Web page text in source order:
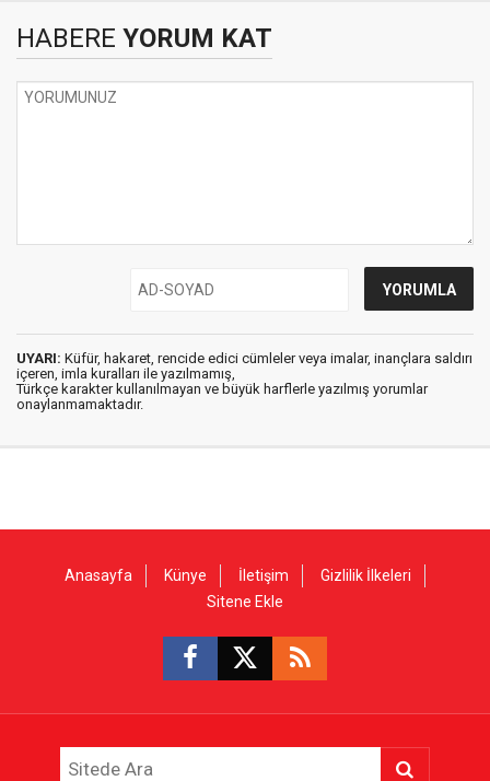
HABERE YORUM KAT
UYARI: Küfür, hakaret, rencide edici cümleler veya imalar, inançlara saldırı
içeren, imla kuralları ile yazılmamış,
Türkçe karakter kullanılmayan ve büyük harflerle yazılmış yorumlar
onaylanmamaktadır.
Anasayfa Künye İletişim
Gizlilik İlkeleri
Sitene Ekle